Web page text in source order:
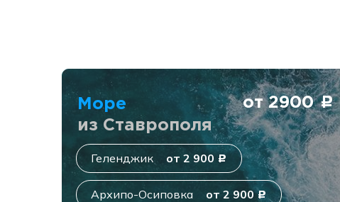
Море
из Ставрополя
от 2900c
Геленджик от 2 900 c
Архипо-Осиповка от 2 900c